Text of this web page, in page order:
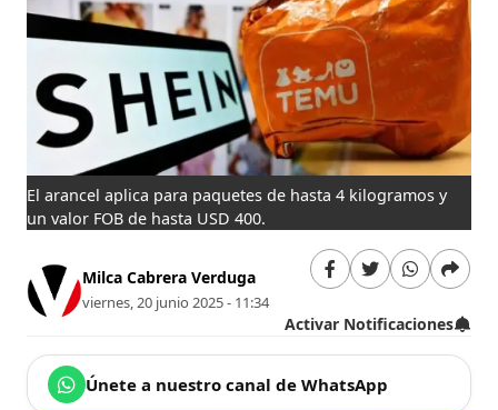
El arancel aplica para paquetes de hasta 4 kilogramos y
un valor FOB de hasta USD 400.
Milca Cabrera Verduga
viernes, 20 junio 2025 - 11:34
Activar Notificaciones
Únete a nuestro canal de WhatsApp